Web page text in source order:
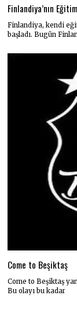
Finlandiya’nın
Finlandiya, kendi
başladı. Bugün
Come to Beşiktaş
Come to Beşiktaş
Bu olayı bu kadar